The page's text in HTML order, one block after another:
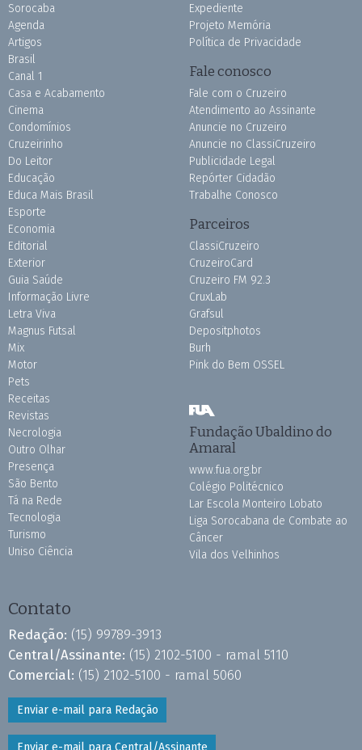
Sorocaba
Agenda
Artigos
Brasil
Canal 1
Casa e Acabamento
Cinema
Condomínios
Cruzeirinho
Do Leitor
Educação
Educa Mais Brasil
Esporte
Economia
Editorial
Exterior
Guia Saúde
Informação Livre
Letra Viva
Magnus Futsal
Mix
Motor
Pets
Receitas
Revistas
Necrologia
Outro Olhar
Presença
São Bento
Tá na Rede
Tecnologia
Turismo
Uniso Ciência
Expediente
Projeto Memória
Política de Privacidade
Fale conosco
Fale com o Cruzeiro
Atendimento ao Assinante
Anuncie no Cruzeiro
Anuncie no ClassiCruzeiro
Publicidade Legal
Repórter Cidadão
Trabalhe Conosco
Parceiros
ClassiCruzeiro
CruzeiroCard
Cruzeiro FM 92.3
CruxLab
Grafsul
Depositphotos
Burh
Pink do Bem OSSEL
Fundação Ubaldino do
Amaral
www.fua.org.br
Colégio Politécnico
Lar Escola Monteiro Lobato
Liga Sorocabana de Combate ao
Câncer
Vila dos Velhinhos
Contato
Redação: (15) 99789-3913
Central/Assinante: (15) 2102-5100 - ramal 5110
Comercial: (15) 2102-5100 - ramal 5060
Enviar e-mail para Redação